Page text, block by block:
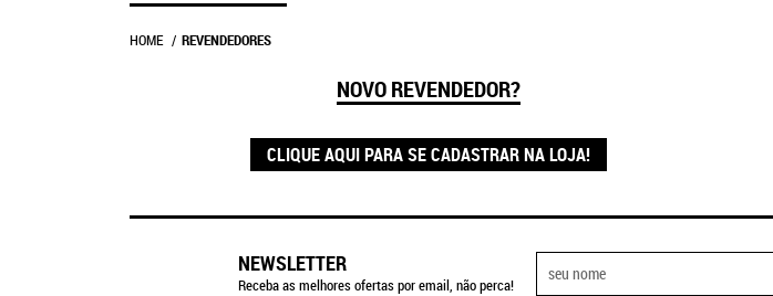
HOME REVENDEDORES
NOVO REVENDEDOR?
CLIQUE AQUI PARA SE CADASTRAR NA LOJA!
NEWSLETTER
Receba as melhores ofertas por email, não perca!